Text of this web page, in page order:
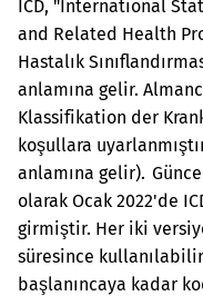
ICD, "International
and Related Health
Hastalık
anlamına gelir.
Klassifikation der
koşullara
anlamına gelir).
olarak Ocak 2022'de
girmiştir. Her iki
süresince
başlanıncaya kadar